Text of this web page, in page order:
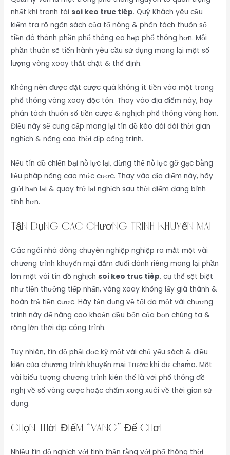
nhất khi tranh tàisoi keo truc tiêp. Quý Khách yêu cầu
kiểm tra rõ ngân sách của tổ nóng & phân tách thuôn số
tiền đó thành phần phổ thông eo hẹp phổ thông hơn. Mỗi
phần thuôn sẽ tiến hành yêu cầu sử dụng mang lại một số
lượng vòng xoay thắt chặt & thế định.
Không nên được đặt cược quá không ít tiền vào một trong
phổ thông vòng xoay độc tôn. Thay vào địa điểm này, hãy
phân tách thuôn số tiền cược & nghịch phổ thông vòng hơn.
Điều này sẽ cung cấp mang lại tín đồ kéo dài dài thời gian
nghịch & nâng cao thời dịp công trình.
Nếu tín đồ chiến bại nỗ lực lại, đừng thế nỗ lực gỡ gạc bằng
liệu pháp nâng cao mức cược. Thay vào địa điểm này, hãy
giới hạn lại & quay trở lại nghịch sau thời điểm đang bình
tĩnh hơn.
Tận Dụng Các Chương Trình Khuyến Mãi
Các ngôi nhà dòng chuyên nghiệp nghiệp ra mắt một vài
chương trình khuyến mại đắm đuối dành riêng mang lại phần
lớn một vài tín đồ nghịchsoi keo truc tiêp, cụ thể sệt biệt
như tiền thưởng tiếp nhấn, vòng xoay không lấy giá thành &
hoàn trả tiền cược. Hãy tận dụng về tối đa một vài chương
trình này để nâng cao khoản đầu bốn của bọn chúng ta &
rộng lớn thời dịp công trình.
Tuy nhiên, tín đồ phải đọc kỹ một vài chủ yếu sách & điều
kiện của chương trình khuyến mại Trước khi dự chạm̀o. Một
vài biểu tượng chương trình kiên thế là với phổ thông đề
nghị về số vòng cược hoặc chấm xong xuôi về thời gian sử
dụng.
Chọn Thời Điểm “Vàng” Để Chơi
Nhiều tín đồ nghịch với tinh thần rằng với phổ thông thời